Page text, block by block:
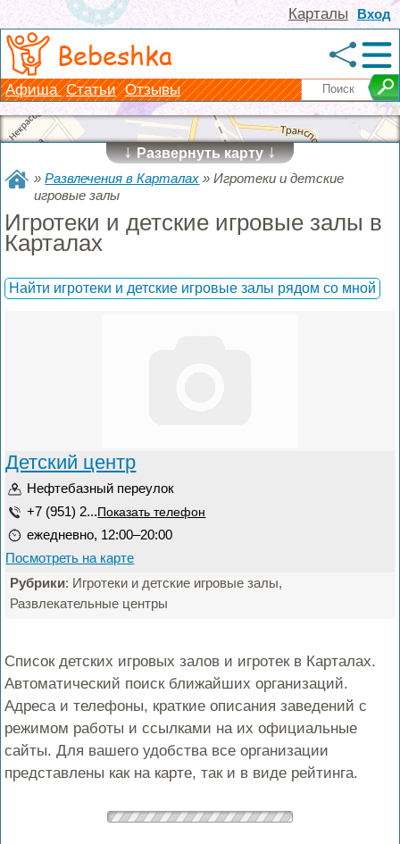
Вход
Карталы
Bebeshka
Афиша Статьи Отзывы
↓Развернуть карту↓
»Развлечения в Карталах »Игротеки и детские
игровые залы
Игротеки и детские игровые залы в
Карталах
Найти игротеки и детские игровые залы рядом со мной
Детский центр
Нефтебазный переулок
+7 (951) 2... Показать телефон
ежедневно, 12:00–20:00
Посмотреть на карте
Рубрики: Игротеки и детские игровые залы,
Развлекательные центры
Список детских игровых залов и игротек в Карталах.
Автоматический поиск ближайших организаций.
Адреса и телефоны, краткие описания заведений с
режимом работы и ссылками на их официальные
сайты. Для вашего удобства все организации
представлены как на карте, так и в виде рейтинга.